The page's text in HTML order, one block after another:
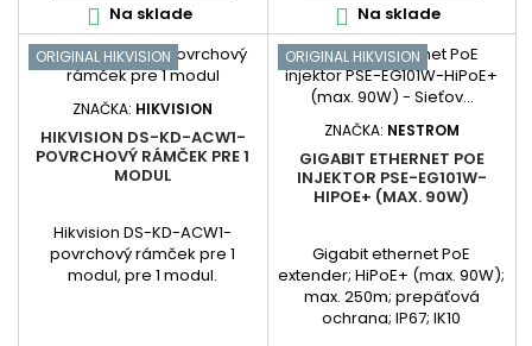
 Na sklade  Na sklade
ORIGINAL HIKVISION
ZNAČKA: HIKVISION
HIKVISION DS-KD-ACW1-
POVRCHOVÝ RÁMČEK PRE 1
MODUL
Hikvision DS-KD-ACW1-
povrchový rámček pre 1
modul, pre 1 modul.
ORIGINAL HIKVISION
ZNAČKA: NESTROM
GIGABIT ETHERNET POE
INJEKTOR PSE-EG101W-
HIPOE+ (MAX. 90W)
Gigabit ethernet PoE
extender; HiPoE+ (max. 90W);
max. 250m; prepäťová
ochrana; IP67; IK10